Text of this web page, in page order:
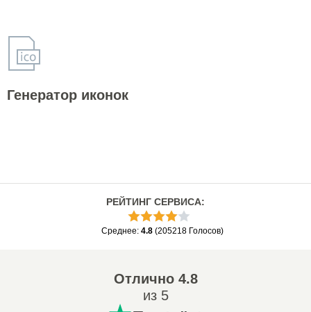
Генератор иконок
РЕЙТИНГ СЕРВИСА:
Среднее: 4.8 (205218 Голосов)
Отлично4.8
из 5